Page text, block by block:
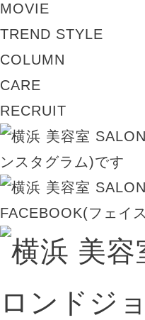
MOVIE
TREND STYLE
COLUMN
CARE
RECRUIT